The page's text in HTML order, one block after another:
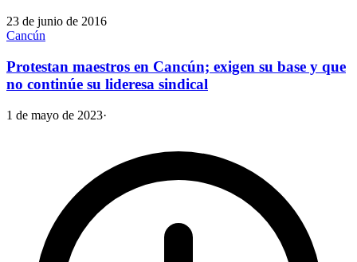
23 de junio de 2016
Cancún
Protestan maestros en Cancún; exigen su base y que
no continúe su lideresa sindical
1 de mayo de 2023·